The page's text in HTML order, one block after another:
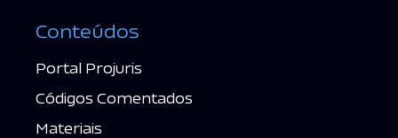
Conteúdos
Portal Projuris
Códigos Comentados
Materiais